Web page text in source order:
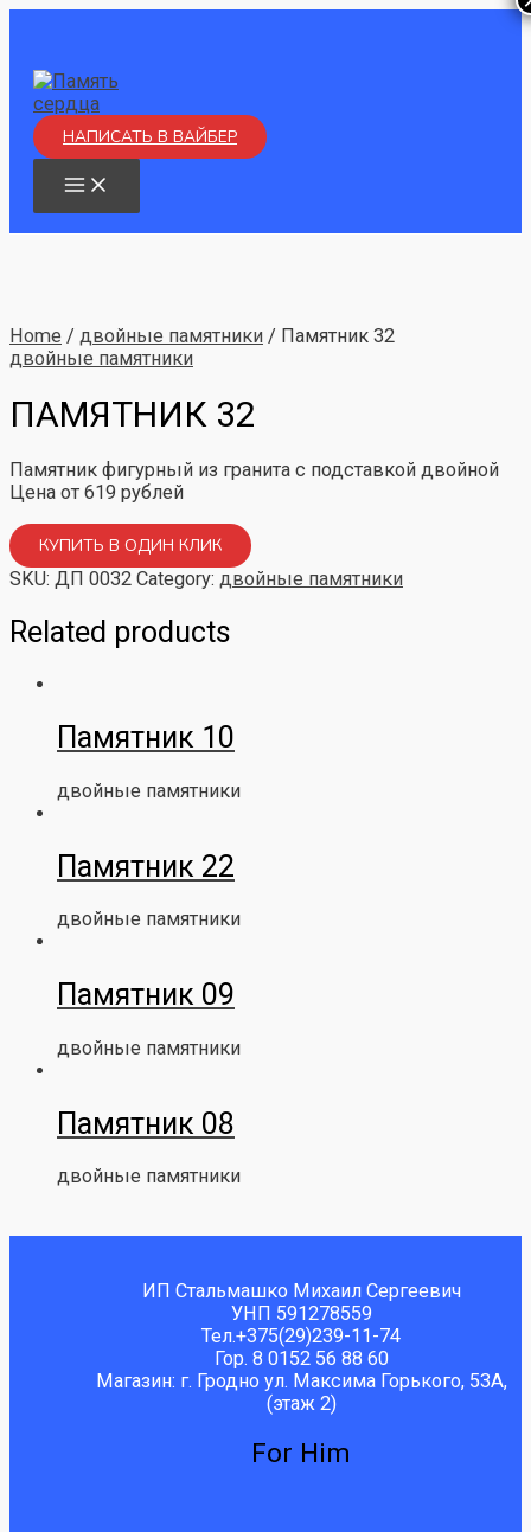
содержимому
НАПИСАТЬ В ВАЙБЕР
MAIN
MENU
Home / двойные памятники / Памятник 32
двойные памятники
ПАМЯТНИК 32
Памятник фигурный из гранита с подставкой двойной
Цена от 619 рублей
КУПИТЬ В ОДИН КЛИК
SKU: ДП 0032 Category: двойные памятники
Related products
Памятник 10
двойные памятники
Памятник 22
двойные памятники
Памятник 09
двойные памятники
Памятник 08
двойные памятники
ИП Стальмашко Михаил Сергеевич
УНП 591278559
Тел.+375(29)239-11-74
Гор. 8 0152 56 88 60
Магазин: г. Гродно ул. Максима Горького, 53А,
(этаж 2)
For Him